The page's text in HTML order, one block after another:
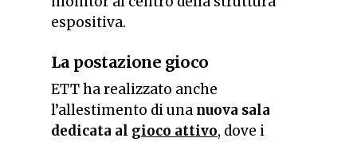
espositiva.
La postazione gioco
ETT ha realizzato anche
l’allestimento di una nuova sala
dedicata al gioco attivo, dove i